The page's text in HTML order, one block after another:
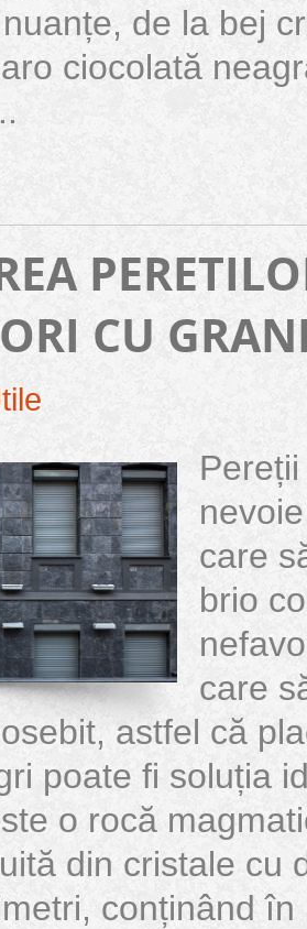
de la bej
ciocolată
CU
care
brio
care
astfel că
poate fi soluția
o rocă
din cristale cu
conținând în